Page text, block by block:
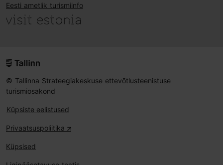
Eesti ametlik turismiinfo
© Tallinna Strateegiakeskuse ettevõtlusteenistuse
turismiosakond
Küpsiste eelistused
Privaatsuspoliitika
Küpsised